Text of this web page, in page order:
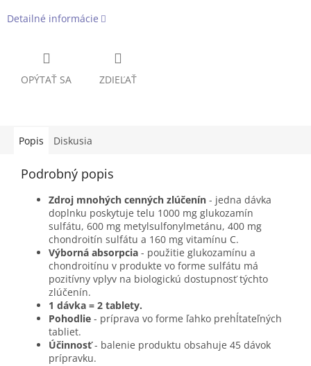
Detailné informácie
OPÝTAŤ SA ZDIEĽAŤ
Popis Diskusia
Podrobný popis
Zdroj mnohých cenných zlúčenín - jedna dávka
doplnku poskytuje telu 1000 mg glukozamín
sulfátu, 600 mg metylsulfonylmetánu, 400 mg
chondroitín sulfátu a 160 mg vitamínu C.
Výborná absorpcia - použitie glukozamínu a
chondroitínu v produkte vo forme sulfátu má
pozitívny vplyv na biologickú dostupnosť týchto
zlúčenín.
1 dávka = 2 tablety.
Pohodlie - príprava vo forme ľahko prehĺtateľných
tabliet.
Účinnosť - balenie produktu obsahuje 45 dávok
prípravku.